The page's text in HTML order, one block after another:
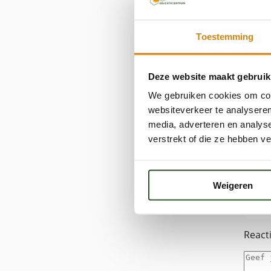
Toestemming
Deze website maakt
We gebruiken cookies om
websiteverkeer te
media, adverteren en
verstrekt of die ze hebben
Weigeren